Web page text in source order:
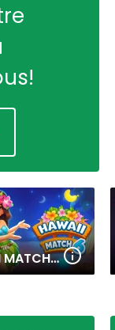
HAWAII MATCH 6